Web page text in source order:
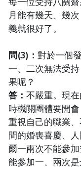
月能有幾天、幾
義就很好了。
問(3)： 對於一個
一、二次無法受
果呢？
答： 不嚴重。現
時機關團體要開
重視自己的職業
間的婚喪喜慶、
爾一兩次不能參
能參加一、兩次是